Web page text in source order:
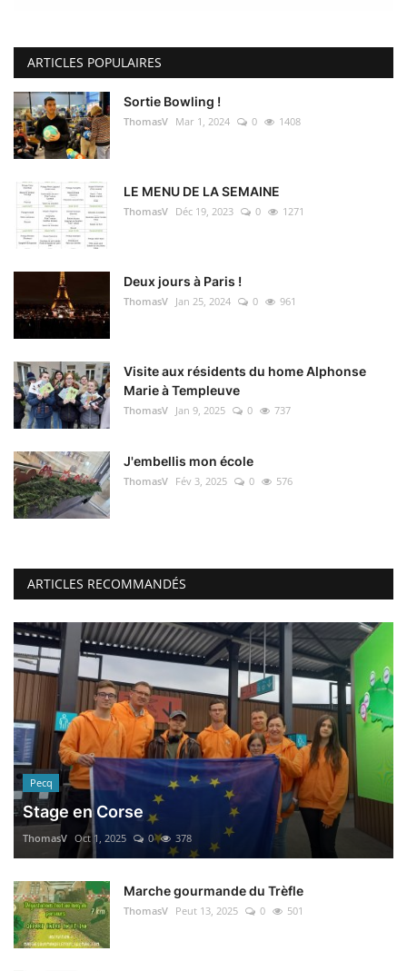
ARTICLES POPULAIRES
Sortie Bowling !
ThomasV Mar 1, 2024 0 1408
LE MENU DE LA SEMAINE
ThomasV Déc 19, 2023 0 1271
Deux jours à Paris !
ThomasV Jan 25, 2024 0 961
Visite aux résidents du home Alphonse
Marie à Templeuve
ThomasV Jan 9, 2025 0 737
J'embellis mon école
ThomasV Fév 3, 2025 0 576
ARTICLES RECOMMANDÉS
Pecq
Stage en Corse
ThomasV Oct 1, 2025 0 378
Marche gourmande du Trèfle
ThomasV Peut 13, 2025 0 501